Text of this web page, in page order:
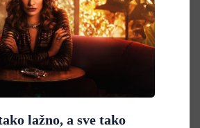
lažno, a sve tako